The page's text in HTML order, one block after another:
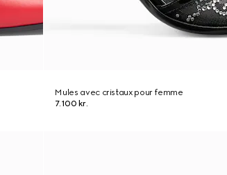
Mules avec cristaux pour femme
7.100 kr.